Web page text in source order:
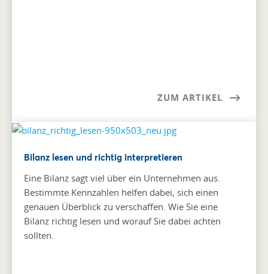
ZUM ARTIKEL
Bilanz lesen und richtig interpretieren
Eine Bilanz sagt viel über ein Unternehmen aus.
Bestimmte Kennzahlen helfen dabei, sich einen
genauen Überblick zu verschaffen. Wie Sie eine
Bilanz richtig lesen und worauf Sie dabei achten
sollten.